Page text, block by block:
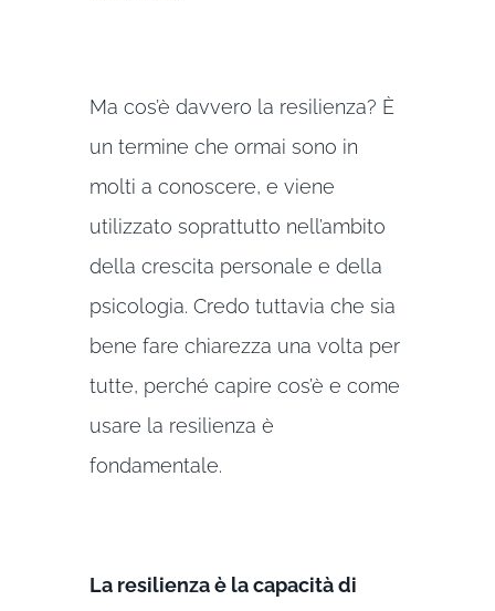
Ma cos’è davvero la resilienza? È
un termine che ormai sono in
molti a conoscere, e viene
utilizzato soprattutto nell’ambito
della crescita personale e della
psicologia. Credo tuttavia che sia
bene fare chiarezza una volta per
tutte, perché capire cos’è e come
usare la resilienza è
fondamentale.
La resilienza è la capacità di